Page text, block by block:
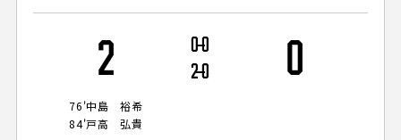
スタジアムマップ
観戦方法を知る
観戦マナー＆ルール
ＦＣ町田ゼルビアをサポート
トレーニングの見学・ファンサービス
ボランティア
ホームタウントップ
ゼルビアアシスト募集
ゼルナビ
パートナートップ
パートナー企業一覧
2
76'中島 裕希
84'戸高 弘貴
00
20 0